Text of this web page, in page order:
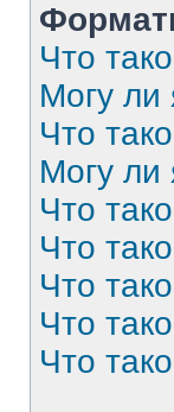
Что
Могу ли
Что
Могу ли
Что
Что
Что
Что
Что